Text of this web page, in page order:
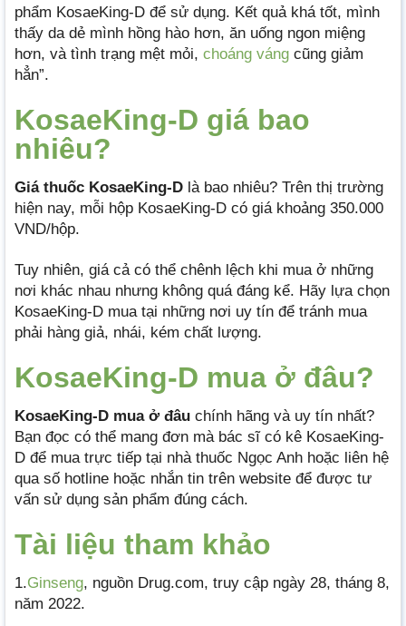
phẩm KosaeKing-D để sử dụng. Kết quả khá tốt, mình
thấy da dẻ mình hồng hào hơn, ăn uống ngon miệng
hơn, và tình trạng mệt mỏi, choáng váng cũng giảm
hẳn”.
KosaeKing-D giá bao
nhiêu?
Giá thuốc KosaeKing-D là bao nhiêu? Trên thị trường
hiện nay, mỗi hộp KosaeKing-D có giá khoảng 350.000
VND/hộp.
Tuy nhiên, giá cả có thể chênh lệch khi mua ở những
nơi khác nhau nhưng không quá đáng kể. Hãy lựa chọn
KosaeKing-D mua tại những nơi uy tín để tránh mua
phải hàng giả, nhái, kém chất lượng.
KosaeKing-D mua ở đâu?
KosaeKing-D mua ở đâu chính hãng và uy tín nhất?
Bạn đọc có thể mang đơn mà bác sĩ có kê KosaeKing-
D để mua trực tiếp tại nhà thuốc Ngọc Anh hoặc liên hệ
qua số hotline hoặc nhắn tin trên website để được tư
vấn sử dụng sản phẩm đúng cách.
Tài liệu tham khảo
1.Ginseng, nguồn Drug.com, truy cập ngày 28, tháng 8,
năm 2022.